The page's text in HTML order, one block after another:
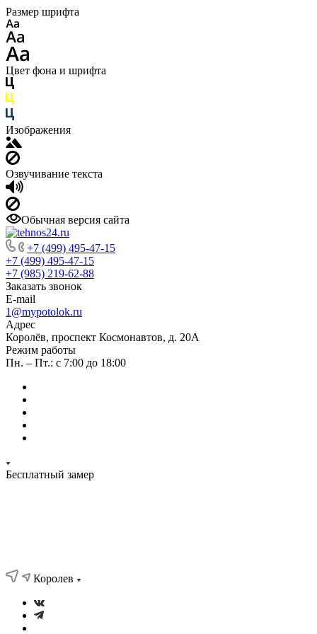
Размер шрифта
Цвет фона и шрифта
Изображения
Озвучивание текста
Обычная версия сайта
+7 (499) 495-47-15
+7 (499) 495-47-15
+7 (985) 219-62-88
Заказать звонок
E-mail
1@mypotolok.ru
Адрес
Королёв, проспект Космонавтов, д. 20А
Режим работы
Пн. – Пт.: с 7:00 до 18:00
Бесплатный замер
Королев